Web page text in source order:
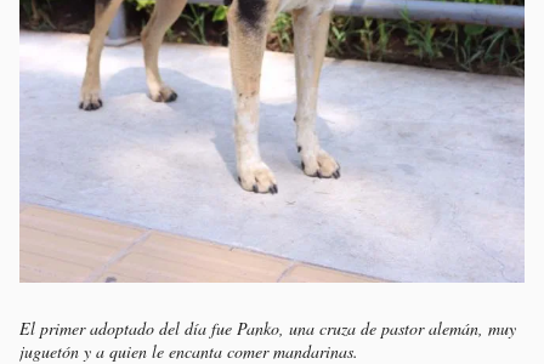
El primer adoptado del día fue Panko, una cruza de pastor alemán, muy
juguetón y a quien le encanta comer mandarinas.